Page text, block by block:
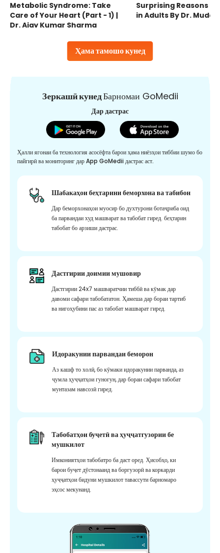
Ҳама тамошо кунед
Metabolic Syndrome: Take
Care of Your Heart (Part - 1) |
Dr. Ajay Kumar Sharma
Surprising Reasons
in Adults By Dr.
Зеркашӣ кунедБарномаи GoMedii
Дар дастрас
Ҳалли ягонаи ба технология асосёфта барои ҳама ниёзҳои тиббии шумо бо
пайгирӣ ва мониторинг дар App GoMedii дастрас аст.
Шабакаҳои беҳтарини беморхона ва табибон
Дар беморхонаҳои муосир бо духтурони ботаҷриба оид
ба парвандаи худ машварат ва табобат гиред. беҳтарин
табобат бо арзиши дастрас.
Дастгирии доимии мушовир
Дастгирии 24x7 машваратчии тиббӣ ва кӯмак дар
давоми сафари табобататон. Ҳамеша дар бораи тартиб
ва нигоҳубини пас аз табобат машварат гиред.
Идоракунии парвандаи беморон
Аз кашф то холӣ, бо кӯмаки идоракунии парванда, аз
ҷумла ҳуҷҷатҳои гуногун, дар бораи сафари табобат
мунтазам навсозӣ гиред.
Табобатҳои буҷетӣ ва ҳуҷҷатгузории бе
мушкилот
Имкониятҳои табобатро ба даст оред. Ҳисобҳо, ки
барои буҷет дӯстонаанд ва боргузорӣ ва коркарди
ҳуҷҷатҳои бидуни мушкилот тавассути барномаро
эҳсос мекунанд.